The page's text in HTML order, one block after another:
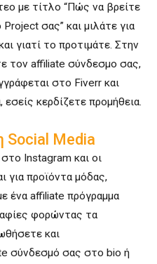
με τίτλο “Πώς να βρείτε
σας” και μιλάτε για
γιατί το προτιμάτε. Στην
τον affiliate σύνδεσμο σας,
στο Fiverr και
κερδίζετε προμήθεια.
Social Media
Instagram και οι
για προϊόντα μόδας,
ένα affiliate πρόγραμμα
φορώντας τα
και
σύνδεσμό σας στο bio ή